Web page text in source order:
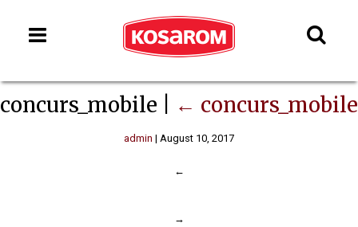
concurs_mobile ← concurs_mobile
admin | August 10, 2017
←
→